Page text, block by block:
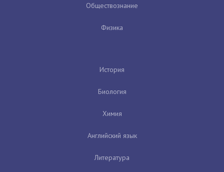
Обществознание
Физика
История
Биология
Химия
Английский язык
Литература